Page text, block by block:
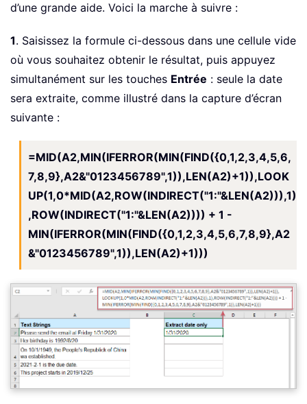
d’une grande aide. Voici la marche à suivre :
1. Saisissez la formule ci-dessous dans une cellule vide
où vous souhaitez obtenir le résultat, puis appuyez
simultanément sur les touches Entrée : seule la date
sera extraite, comme illustré dans la capture d’écran
suivante :
=MID(A2,MIN(IFERROR(MIN(FIND({0,1,2,3,4,5,6,
7,8,9},A2&"0123456789",1)),LEN(A2)+1)),LOOK
UP(1,0*MID(A2,ROW(INDIRECT("1:"&LEN(A2))),1)
,ROW(INDIRECT("1:"&LEN(A2)))) + 1 -
MIN(IFERROR(MIN(FIND({0,1,2,3,4,5,6,7,8,9},A2
&"0123456789",1)),LEN(A2)+1)))